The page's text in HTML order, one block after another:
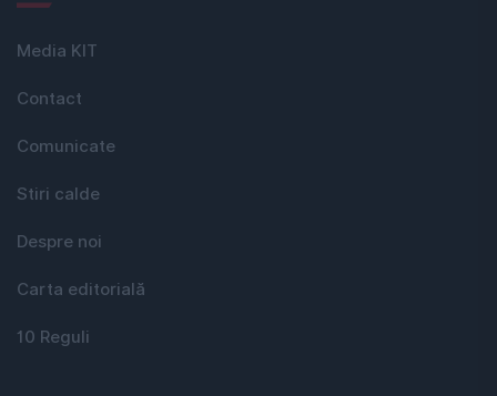
Media KIT
Contact
Comunicate
Stiri calde
Despre noi
Carta editorială
10 Reguli